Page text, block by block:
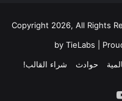
by TieLabs |
حوادث شراء القالب!